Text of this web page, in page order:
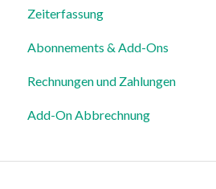
Zeiterfassung
Abonnements & Add-Ons
Rechnungen und Zahlungen
Add-On Abbrechnung